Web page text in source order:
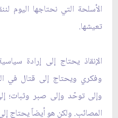
الأسلحة التي نحتاجها اليوم
تعيشها.
الإنقاذ يحتاج إلى إرادة
وفكري ويحتاج إلى قتال في
وإلى توحّد وإلى صبر وثبات؛
المصائب. ولكن هو أيضاً يحتاج